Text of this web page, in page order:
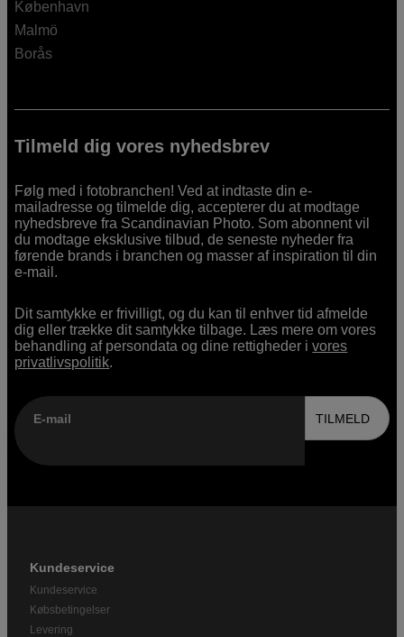
København
Malmö
Borås
Tilmeld dig vores nyhedsbrev
Følg med i fotobranchen! Ved at indtaste din e-
mailadresse og tilmelde dig, accepterer du at modtage
nyhedsbreve fra Scandinavian Photo. Som abonnent vil
du modtage eksklusive tilbud, de seneste nyheder fra
førende brands i branchen og masser af inspiration til din
e-mail.
Dit samtykke er frivilligt, og du kan til enhver tid afmelde
dig eller trække dit samtykke tilbage. Læs mere om vores
behandling af persondata og dine rettigheder ivores
privatlivspolitik.
E-mail TILMELD
Kundeservice
Kundeservice
Købsbetingelser
Levering